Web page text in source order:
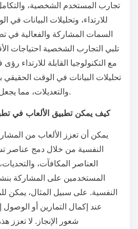
تجارب المستخدم الشخصية، والتكامل
للارتداء، وتحليلات البيانات في
السمات المشاركة والفعالية في
تلبي التجارب الشخصية احتياجات
مع التكنولوجيا القابلة للارتداء
تحليلات البيانات في الوقت الحقيقي
والتعديلات، مما يجعل الخدمات أكثر استجابة.
كيف يمكن تطبيق الألعاب في
يمكن أن تعزز الألعاب من
النفسية من خلال دمج عناصر
العناصر المكافآت،
المستخدمين على المشاركة
النفسية. على سبيل المثال،
عند إكمال التمارين أو الوصول
شعور الإنجاز. لا تعزز